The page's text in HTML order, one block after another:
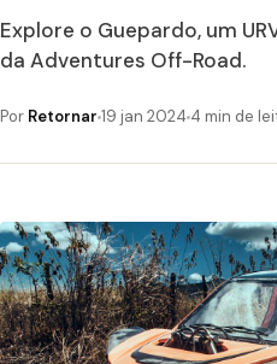
Explore o Guepardo, um
da Adventures Off-Road.
Por Retornar 19 jan 2024 4 min de